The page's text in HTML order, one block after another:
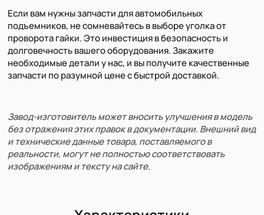
Если вам нужны запчасти для автомобильных
подъемников, не сомневайтесь в выборе уголка от
проворота гайки. Это инвестиция в безопасность и
долговечность вашего оборудования. Закажите
необходимые детали у нас, и вы получите качественные
запчасти по разумной цене с быстрой доставкой.
Завод-изготовитель может вносить улучшения в модель
без отражения этих правок в документации. Внешний вид
и технические данные товара, поставляемого в
реальности, могут не полностью соответствовать
изображениям и тексту на сайте.